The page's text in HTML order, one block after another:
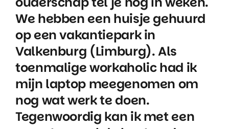
We hebben een huisje gehuurd
op een vakantiepark in
Valkenburg (Limburg). Als
toenmalige workaholic had ik
mijn laptop meegenomen om
nog wat werk te doen.
Tegenwoordig kan ik met een